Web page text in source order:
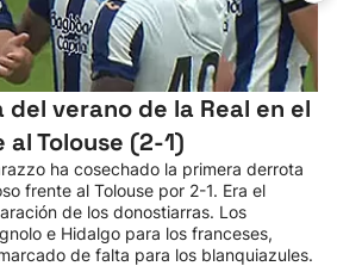
verano de la Real en el
Tolouse (2-1)
ha cosechado la primera derrota
frente al Tolouse por 2-1. Era el
de los donostiarras. Los
e Hidalgo para los franceses,
de falta para los blanquiazules.